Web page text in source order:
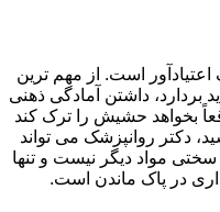
است. از مهم ترین
داشتن آمادگی ذهنی
بخواهد حشیش را ترک کند
دکتر روانپزشک می تواند
سختی مواد دیگر نیست و تنها
در پاک ماندن است.